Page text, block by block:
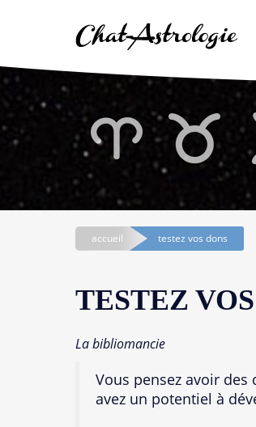
accueil testez vos dons
TESTEZ
La bibliomancie
Vous pensez avoir des
avez un potentiel à